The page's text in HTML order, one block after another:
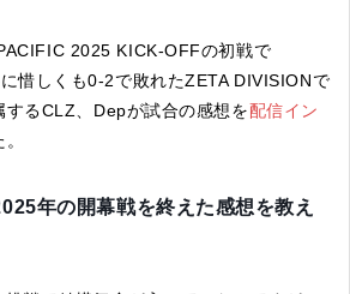
2025 KICK-OFFの初戦で
惜しくも0-2で敗れたZETA DIVISIONで
するCLZ、Depが試合の感想を配信イン
年の開幕戦を終えた感想を教え